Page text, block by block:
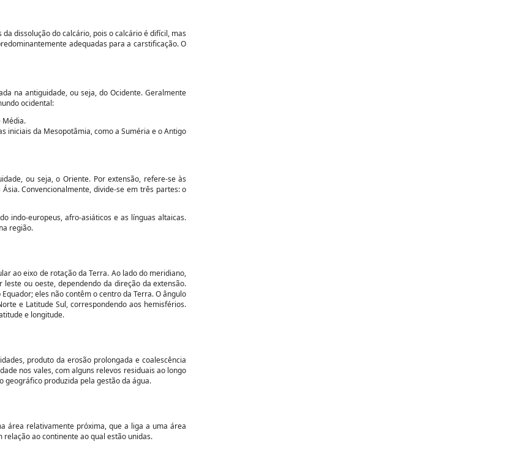
dissolução do calcário, pois o calcário é difícil, mas
adequadas para a carstificação. O
na antiguidade, ou seja, do Ocidente. Geralmente
ocidental:
Média.
iniciais da Mesopotâmia, como a Suméria e o Antigo
ou seja, o Oriente. Por extensão, refere-se às
Convencionalmente, divide-se em três partes: o
indo-europeus, afro-asiáticos e as línguas altaicas.
região.
ao eixo de rotação da Terra. Ao lado do meridiano,
ou oeste, dependendo da direção da extensão.
eles não contêm o centro da Terra. O ângulo
e Latitude Sul, correspondendo aos hemisférios.
e longitude.
produto da erosão prolongada e coalescência
nos vales, com alguns relevos residuais ao longo
geográfico produzida pela gestão da água.
área relativamente próxima, que a liga a uma área
ao continente ao qual estão unidas.